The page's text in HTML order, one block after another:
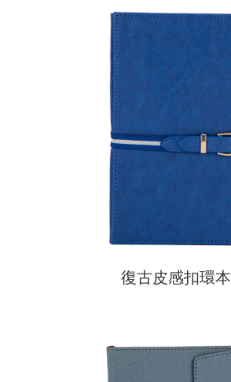
復古皮感扣環本